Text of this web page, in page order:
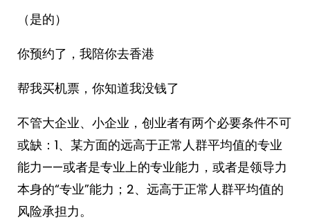
（是的）
你预约了，我陪你去香港
帮我买机票，你知道我没钱了
不管大企业、小企业，创业者有两个必要条件不可
或缺：1、某方面的远高于正常人群平均值的专业
能力——或者是专业上的专业能力，或者是领导力
本身的“专业”能力；2、远高于正常人群平均值的
风险承担力。